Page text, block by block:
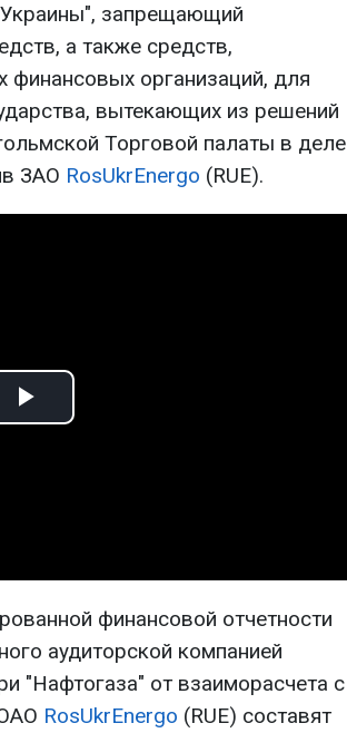
Украины", запрещающий
а также средств,
организаций, для
вытекающих из решений
Торговой палаты в деле
ЗАО RosUkrEnergo (RUE).
Play
финансовой отчетности
аудиторской компанией
"Нафтогаза" от взаиморасчета с
RosUkrEnergo (RUE) составят